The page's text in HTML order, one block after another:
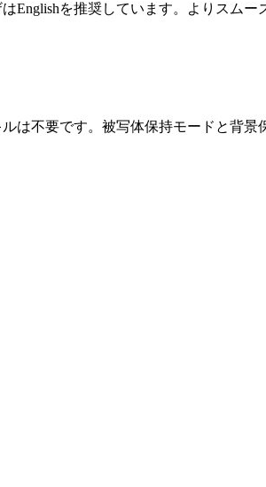
Englishを推奨しています。よりスムー
は不要です。被写体保持モードと背